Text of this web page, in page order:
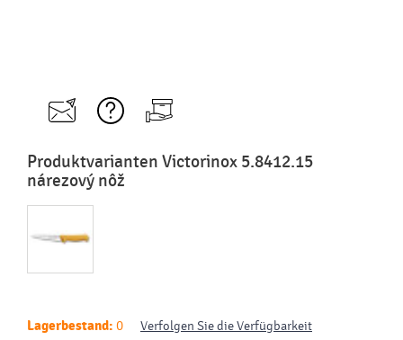
Produktvarianten Victorinox 5.8412.15
nárezový nôž
Lagerbestand: 0 Verfolgen Sie die Verfügbarkeit